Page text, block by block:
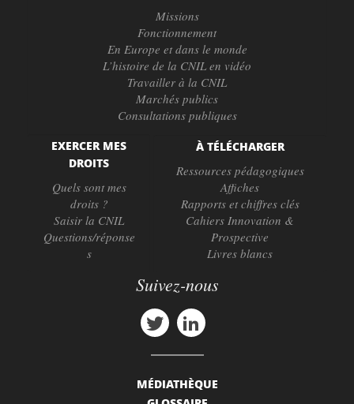
Missions
Fonctionnement
En Europe et dans le monde
L’histoire de la CNIL en vidéo
Travailler à la CNIL
Marchés publics
Consultations publiques
EXERCER MES
DROITS
Quels sont mes
droits ?
Saisir la CNIL
Questions/réponse
s
À TÉLÉCHARGER
Ressources pédagogiques
Affiches
Rapports et chiffres clés
Cahiers Innovation &
Prospective
Livres blancs
Suivez-nous
MÉDIATHÈQUE